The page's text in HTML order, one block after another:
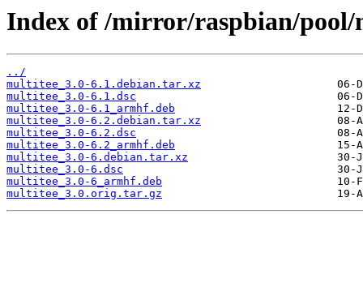
Index of /mirror/raspbian/
../
multitee_3.0-6.1.debian.tar.xz
multitee_3.0-6.1.dsc
multitee_3.0-6.1_armhf.deb
multitee_3.0-6.2.debian.tar.xz
multitee_3.0-6.2.dsc
multitee_3.0-6.2_armhf.deb
multitee_3.0-6.debian.tar.xz
multitee_3.0-6.dsc
multitee_3.0-6_armhf.deb
multitee_3.0.orig.tar.gz